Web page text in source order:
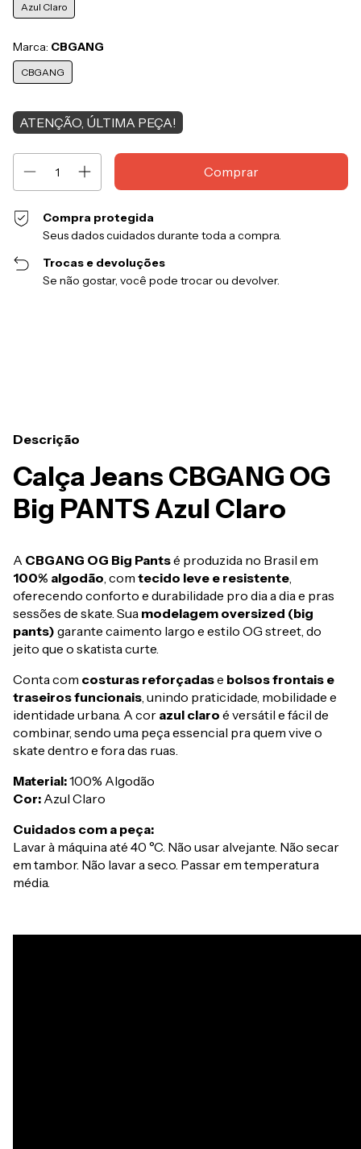
Azul Claro
Marca: CBGANG
CBGANG
ATENÇÃO, ÚLTIMA PEÇA!
Compra protegida
Seus dados cuidados durante toda a compra.
Trocas e devoluções
Se não gostar, você pode trocar ou devolver.
Descrição
Calça Jeans CBGANG OG
Big PANTS Azul Claro
A CBGANG OG Big Pantsé produzida no Brasil em
100% algodão, com tecido leve e resistente,
oferecendo conforto e durabilidade pro dia a dia e pras
sessões de skate. Sua modelagem oversized (big
pants) garante caimento largo e estilo OG street, do
jeito que o skatista curte.
Conta com costuras reforçadase bolsos frontais e
traseiros funcionais, unindo praticidade, mobilidade e
identidade urbana. A cor azul claro é versátil e fácil de
combinar, sendo uma peça essencial pra quem vive o
skate dentro e fora das ruas.
Material:100% Algodão
Cor: Azul Claro
Cuidados com a peça:
Lavar à máquina até 40 °C. Não usar alvejante. Não secar
em tambor. Não lavar a seco. Passar em temperatura
média.